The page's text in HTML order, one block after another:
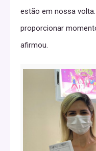
estão em nossa
proporcionar
afirmou.